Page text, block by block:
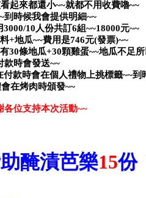
起來都還小~~就都不用收費嚕~~
到時候我會提供明細~~
10人份共訂6組~~18000元~~
+地瓜~~費用是746元(發票)~~
30條地瓜+30顆雞蛋~~地瓜不足
款時會發送~~
付款時會在個人禮物上挑標籤~~到
在烤肉時頒發~~
各位支持本次活動~~
醃漬芭樂15份